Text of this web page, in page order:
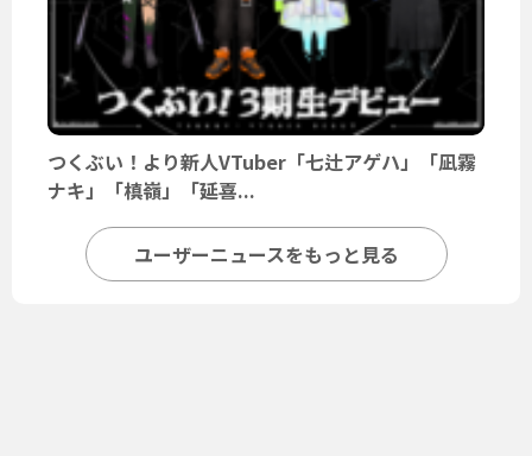
つくぶい！より新人VTuber「七辻アゲハ」「凪霧
ナキ」「槙嶺」「延喜...
ユーザーニュースをもっと見る